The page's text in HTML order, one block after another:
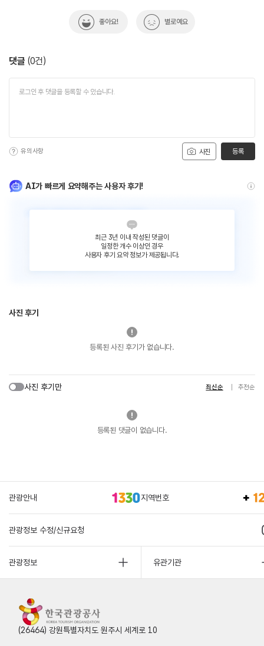
좋아요! 별로예요
댓글 (0건)
사진
유의사항 등록
AI가 빠르게 요약해주는 사용자 후기!
최근 3년 이내 작성된 댓글이
일정한 개수 이상인 경우
사용자 후기 요약 정보가 제공됩니다.
사진 후기
등록된 사진 후기가 없습니다.
사진 후기만 최신순 추천순
등록된 댓글이 없습니다.
관광안내 지역번호
관광정보 수정/신규요청
관광정보 유관기관
(26464) 강원특별자치도 원주시 세계로 10